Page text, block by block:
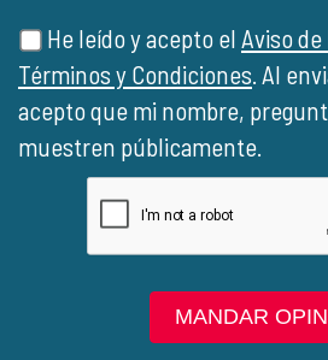
He leído y acepto el Aviso
Términos y Condiciones . Al
acepto que mi nombre,
muestren públicamente.
MANDAR